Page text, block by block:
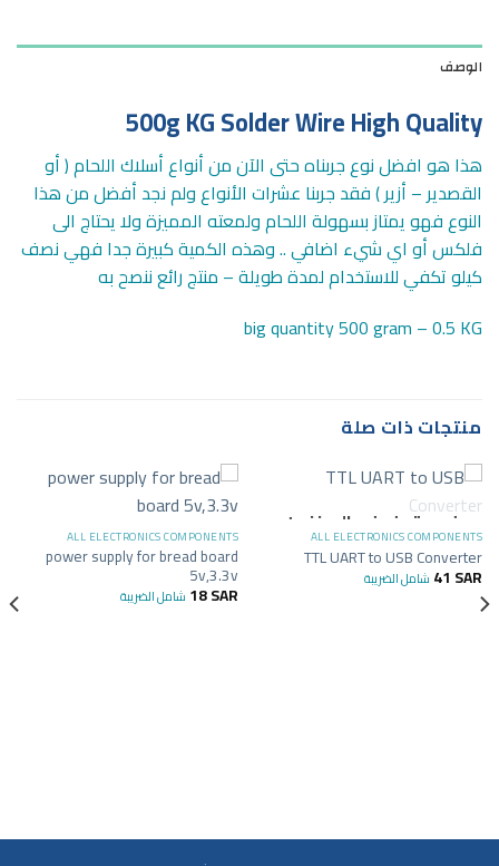
الوصف
500g KG Solder Wire High Quality
هذا هو افضل نوع جربناه حتى الآن من أنواع أسلاك اللحام ( أو
القصدير – أزير ) فقد جربنا عشرات الأنواع ولم نجد أفضل من هذا
النوع فهو يمتاز بسهولة اللحام ولمعته المميزة ولا يحتاج الى
فلكس أو اي شيء اضافي .. وهذه الكمية كبيرة جدا فهي نصف
كيلو تكفي للاستخدام لمدة طويلة – منتج رائع ننصح به
big quantity 500 gram – 0.5 KG
منتجات ذات صلة
غير متوفر في المخزون
ALL ELECTRONICS COMPONENTS
TTL UART to USB Converter
41 SAR شامل الضريبة
ALL ELECTRONICS COMPONENTS
power supply for bread board
5v,3.3v
18SAR شامل الضريبة